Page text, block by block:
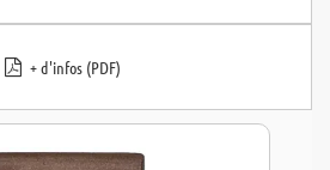
+ d'infos (PDF)